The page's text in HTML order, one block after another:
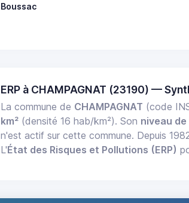
Boussac
ERP à CHAMPAGNAT (23190) —
La commune de CHAMPAGNAT (code
km² (densité 16 hab/km²). Son niveau
n'est actif sur cette commune. Depuis
L'État des Risques et Pollutions (ERP)